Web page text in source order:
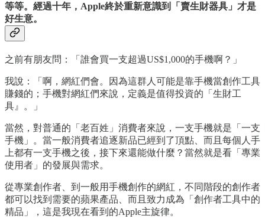
等等。經過十年，Apple終於重新意識到「賣生財器具」才是
好生意。
之前有朋友問：「誰會買一支超過US$1,000的手機啊？」
我說：「啊，網紅們會。因為這群人可能是靠手機當創作工具
賺錢的；手機對網紅們來說，定義是值得投資的「生財工
具』。」
當然，對普通的「老百姓」消費者來說，一支手機就是「一支
手機」。當一般消費者追逐新品已經到了頂點、而且每個人手
上都有一支手機之後，接下來還能做什麼？當然就是看「專業
使用者」的發展與需求。
從專業創作者、到一般用手機創作的網紅，不同階段的創作者
都可以找到需要的蘋果產品、而且致力成為「創作者工具中的
精品」，這是我現在看到的Apple主旋律。